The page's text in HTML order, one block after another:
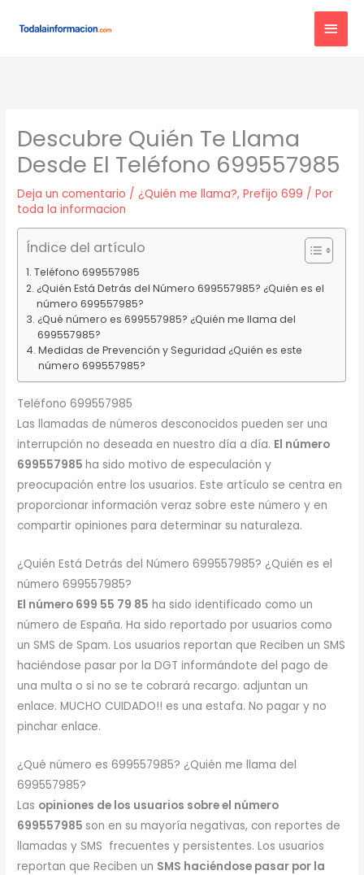
Descubre Quién Te Llama
Desde El Teléfono 699557985
Deja un comentario /¿Quién me llama?,Prefijo 699 / Por
toda la informacion
Índice del artículo
Teléfono 699557985
¿Quién Está Detrás del Número 699557985? ¿Quién es el
número 699557985?
¿Qué número es 699557985? ¿Quién me llama del
699557985?
Medidas de Prevención y Seguridad ¿Quién es este
número 699557985?
Teléfono 699557985
Las llamadas de números desconocidos pueden ser una
interrupción no deseada en nuestro día a día. El número
699557985ha sido motivo de especulación y
preocupación entre los usuarios. Este artículo se centra en
proporcionar información veraz sobre este número y en
compartir opiniones para determinar su naturaleza.
¿Quién Está Detrás del Número 699557985? ¿Quién es el
número 699557985?
El número 699 55 79 85 ha sido identificado como un
número de España. Ha sido reportado por usuarios como
un SMS de Spam. Los usuarios reportan que Reciben un SMS
haciéndose pasar por la DGT informándote del pago de
una multa o si no se te cobrará recargo. adjuntan un
enlace. MUCHO CUIDADO!! es una estafa. No pagar y no
pinchar enlace.
¿Qué número es 699557985? ¿Quién me llama del
699557985?
Las opiniones de los usuarios sobre el número
699557985 son en su mayoría negativas, con reportes de
llamadas y SMS frecuentes y persistentes. Los usuarios
reportan que Reciben un SMS haciéndose pasar por la